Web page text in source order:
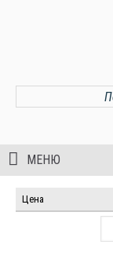
МЕНЮ
Цена